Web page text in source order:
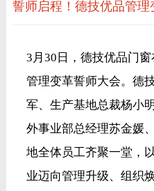
誓师启程！德技优品管
3月30日，德技优品门
管理变革誓师大会。德
军、生产基地总裁杨小
外事业部总经理苏金媛
地全体员工齐聚一堂，
业迈向管理升级、组织